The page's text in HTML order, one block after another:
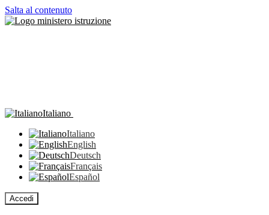
Salta al contenuto
Italiano
Italiano
English
Deutsch
Français
Español
Accedi